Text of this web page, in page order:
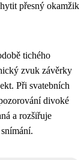
přesný okamžik
tichého
zvuk závěrky
Při svatebních
divoké
a rozšiřuje